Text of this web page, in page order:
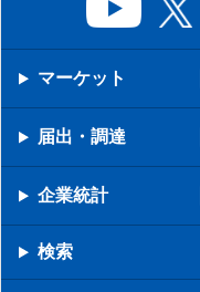
マーケット
届出・調達
企業統計
検索